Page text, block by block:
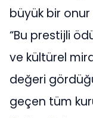
büyük bir
“Bu prestijli
ve kültürel
değeri
geçen tüm